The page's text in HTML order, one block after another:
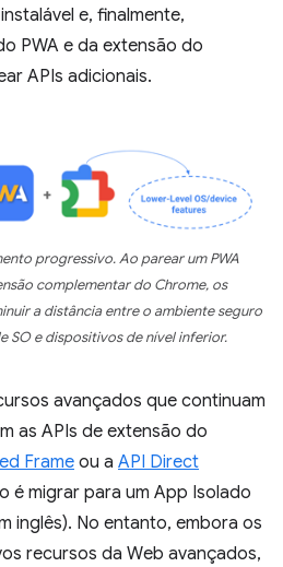
e, finalmente,
PWA e da extensão do
APIs adicionais.
progressivo. Ao parear um PWA
complementar do Chrome, os
a distância entre o ambiente seguro
SO e dispositivos de nível inferior.
avançados que continuam
as APIs de extensão do
Frame ou a API Direct
é migrar para um App Isolado
inglês). No entanto, embora os
recursos da Web avançados,